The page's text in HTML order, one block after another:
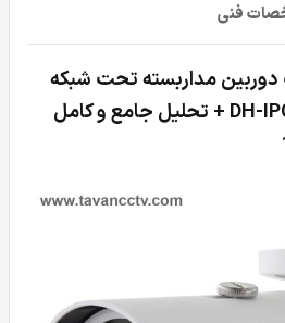
فنی
مداربسته تحت شبکه
داهوا DH-IPC-HFW1431SP + تحلیل جامع و کامل